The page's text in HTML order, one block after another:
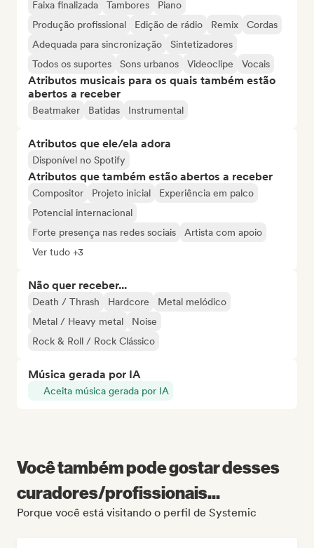
Faixa finalizada Tambores
Piano
Produção profissional
Edição de rádio Remix
Cordas
Adequada para sincronização
Sintetizadores
Todos os suportes
Sons urbanos Videoclipe Vocais
Atributos musicais para os quais também estão
abertos a receber
Beatmaker Batidas Instrumental
Atributos que ele/ela adora
Disponível no Spotify
Atributos que também estão abertos a receber
Compositor Projeto inicial
Experiência em palco
Potencial internacional
Forte presença nas redes sociais
Artista com apoio
Ver tudo +3
Não quer receber...
Death / Thrash Hardcore
Metal melódico
Metal / Heavy metal
Noise
Rock & Roll / Rock Clássico
Música gerada por IA
Aceita música gerada por IA
Você também pode gostar desses
curadores/profissionais...
Porque você está visitando o perfil de Systemic